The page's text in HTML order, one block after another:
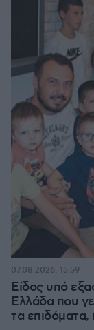
Είδος υπό
Ελλάδα που
τα
07.08.2026, 15:59